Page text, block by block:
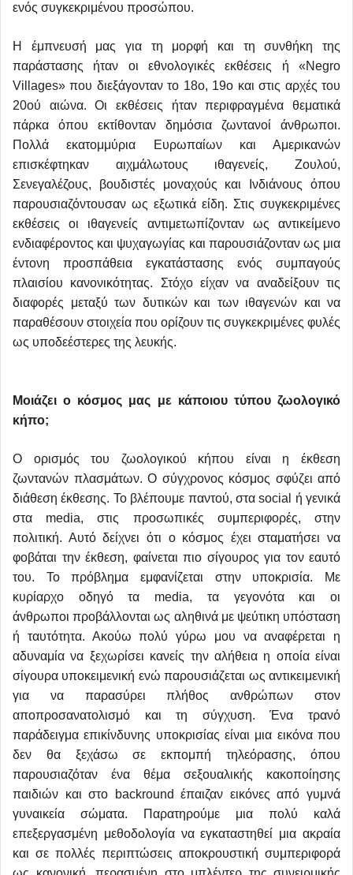
ενός συγκεκριμένου προσώπου.
Η έμπνευσή μας για τη μορφή και τη συνθήκη της
παράστασης ήταν οι εθνολογικές εκθέσεις ή «Negro
Villages» που διεξάγονταν το 18ο, 19ο και στις αρχές του
20ού αιώνα. Οι εκθέσεις ήταν περιφραγμένα θεματικά
πάρκα όπου εκτίθονταν δημόσια ζωντανοί άνθρωποι.
Πολλά εκατομμύρια Ευρωπαίων και Αμερικανών
επισκέφτηκαν αιχμάλωτους ιθαγενείς, Ζουλού,
Σενεγαλέζους, βουδιστές μοναχούς και Ινδιάνους όπου
παρουσιαζόντουσαν ως εξωτικά είδη. Στις συγκεκριμένες
εκθέσεις οι ιθαγενείς αντιμετωπίζονταν ως αντικείμενο
ενδιαφέροντος και ψυχαγωγίας και παρουσιάζονταν ως μια
έντονη προσπάθεια εγκατάστασης ενός συμπαγούς
πλαισίου κανονικότητας. Στόχο είχαν να αναδείξουν τις
διαφορές μεταξύ των δυτικών και των ιθαγενών και να
παραθέσουν στοιχεία που ορίζουν τις συγκεκριμένες φυλές
ως υποδεέστερες της λευκής.
Μοιάζει ο κόσμος μας με κάποιου τύπου ζωολογικό
κήπο;
Ο ορισμός του ζωολογικού κήπου είναι η έκθεση
ζωντανών πλασμάτων. Ο σύγχρονος κόσμος σφύζει από
διάθεση έκθεσης. Το βλέπουμε παντού, στα social ή γενικά
στα media, στις προσωπικές συμπεριφορές, στην
πολιτική. Αυτό δείχνει ότι ο κόσμος έχει σταματήσει να
φοβάται την έκθεση, φαίνεται πιο σίγουρος για τον εαυτό
του. Το πρόβλημα εμφανίζεται στην υποκρισία. Με
κυρίαρχο οδηγό τα media, τα γεγονότα και οι
άνθρωποι προβάλλονται ως αληθινά με ψεύτικη υπόσταση
ή ταυτότητα. Ακούω πολύ γύρω μου να αναφέρεται η
αδυναμία να ξεχωρίσει κανείς την αλήθεια η οποία είναι
σίγουρα υποκειμενική ενώ παρουσιάζεται ως αντικειμενική
για να παρασύρει πλήθος ανθρώπων στον
αποπροσανατολισμό και τη σύγχυση. Ένα τρανό
παράδειγμα επικίνδυνης υποκρισίας είναι μια εικόνα που
δεν θα ξεχάσω σε εκπομπή τηλεόρασης, όπου
παρουσιαζόταν ένα θέμα σεξουαλικής κακοποίησης
παιδιών και στο backround έπαιζαν εικόνες από γυμνά
γυναικεία σώματα. Παρατηρούμε μια πολύ καλά
επεξεργασμένη μεθοδολογία να εγκαταστηθεί μια ακραία
και σε πολλές περιπτώσεις αποκρουστική συμπεριφορά